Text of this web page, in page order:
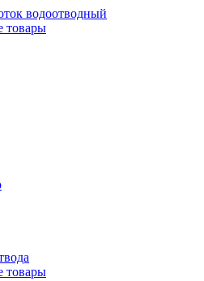
водоотводный
товары
товары